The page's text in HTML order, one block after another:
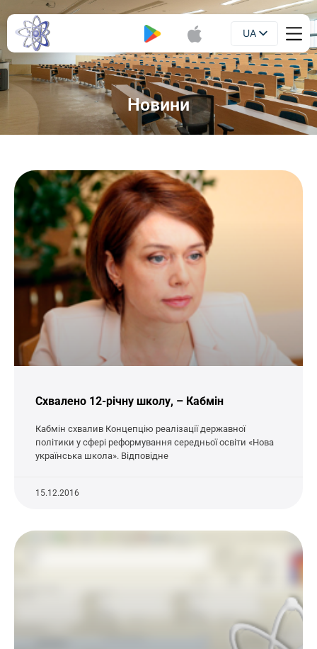
UA
EN
Новини
Схвалено 12-річну школу, – Кабмін
Кабмін схвалив Концепцію реалізації державної
політики у сфері реформування середньої освіти «Нова
українська школа». Відповідне
15.12.2016